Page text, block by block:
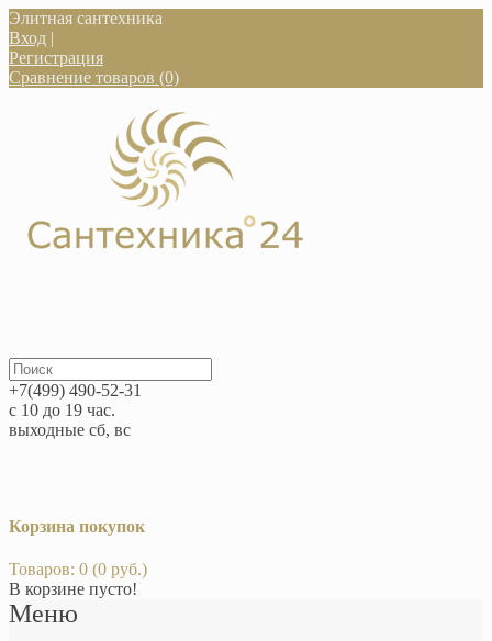
Элитная сантехника
Вход |
Регистрация
Сравнение товаров (0)
+7(499) 490-52-31
с 10 до 19 час.
выходные сб, вс
Корзина покупок
Товаров: 0 (0 руб.)
В корзине пусто!
Меню